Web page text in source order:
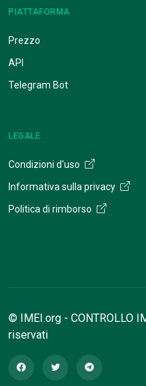
PIATTAFORMA
Prezzo
API
Telegram Bot
LEGALE
Condizioni d'uso
Informativa sulla privacy
Politica di rimborso
© IMEI.org - CONTROLLO
riservati